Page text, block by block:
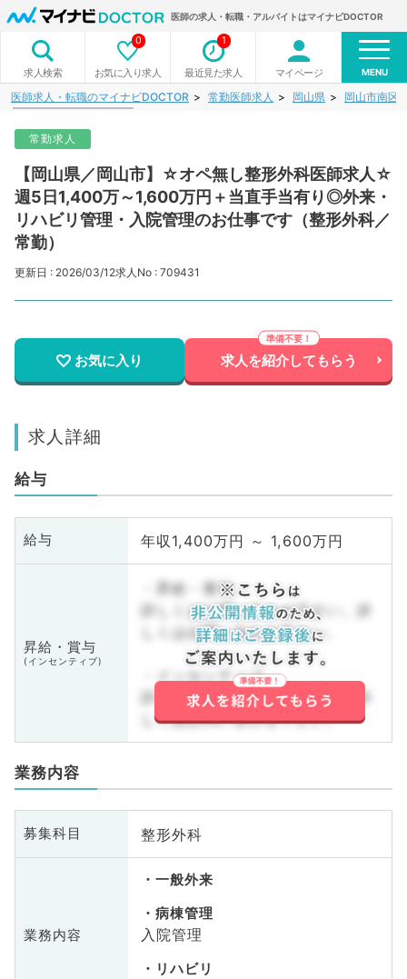
医師の求人・転職・アルバイトはマイナビDOCTOR
求人検索 お気に入り求人
0
最近見た求人
1
マイページ MENU
医師求人・転職のマイナビDOCTOR 常勤医師求人 岡山県 岡山市南区
常勤求人
【岡山県／岡山市】☆オペ無し整形外科医師求人☆
週5日1,400万～1,600万円＋当直手当有り◎外来・
リハビリ管理・入院管理のお仕事です（整形外科／
常勤）
更新日 : 2026/03/12求人No : 709431
お気に入り 求人を紹介してもらう
求人詳細
給与
給与 年収1,400万円 ～ 1,600万円
昇給・賞与
(インセンティブ)
・昇給・賞与
詳しくはお問い合わせ下さい。詳
しくはお問い合わせ下さい。
・インセンティブ
詳しくはお問い合わせ下さい。詳
しくはお問い合わせ下さい。
業務内容
募集科目 整形外科
業務内容
一般外来
病棟管理
入院管理
リハビリ